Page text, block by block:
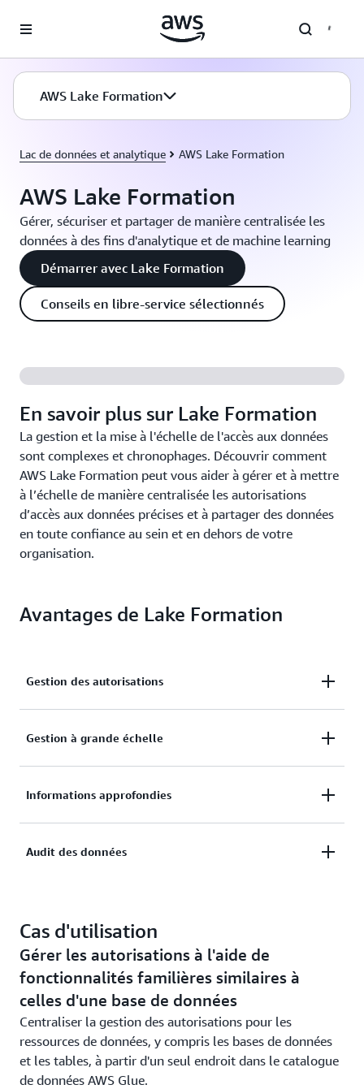
AWS Lake Formation
Lac de données et analytique AWS Lake Formation
AWS Lake Formation
Gérer, sécuriser et partager de manière centralisée les
données à des fins d'analytique et de machine learning
Démarrer avec Lake Formation
Conseils en libre-service sélectionnés
En savoir plus sur Lake Formation
La gestion et la mise à l'échelle de l'accès aux données
sont complexes et chronophages. Découvrir comment
AWS Lake Formation peut vous aider à gérer et à mettre
à l’échelle de manière centralisée les autorisations
d’accès aux données précises et à partager des données
en toute confiance au sein et en dehors de votre
organisation.
Avantages de Lake Formation
Gestion des autorisations
données à l'aide de fonctionnalités familières
similaires à celles d'une base de données.
Gestion à grande échelle
pour vos utilisateurs à grande échelle.
Informations approfondies
approfondies à partir de données partagées en toute
Audit des données
données.
Cas d'utilisation
Gérer les autorisations à l'aide de
fonctionnalités familières similaires à
celles d'une base de données
Centraliser la gestion des autorisations pour les
ressources de données, y compris les bases de données
et les tables, à partir d'un seul endroit dans le catalogue
de données AWS Glue.